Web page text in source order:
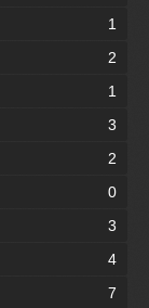
1
2
1
3
2
0
3
4
7